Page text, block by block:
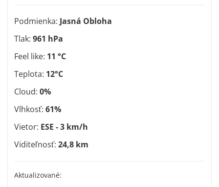
Podmienka: Jasná Obloha
Tlak: 961 hPa
Feel like: 11 °C
Teplota: 12°C
Cloud: 0%
Vlhkosť: 61%
Vietor: ESE - 3 km/h
Viditeľnosť: 24,8 km
Aktualizované: